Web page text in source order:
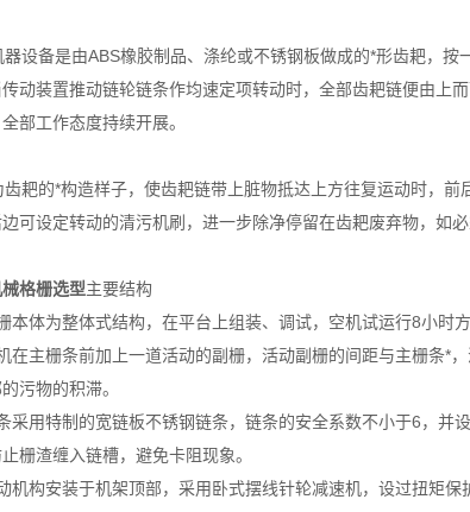
设备是由ABS橡胶制品、涤纶或不锈钢板做成的*形齿耙，按
动装置推动链轮链条作均速定项转动时，全部齿耙链便由上
部工作态度持续开展。
耙的*构造样子，使齿耙链带上脏物抵达上方往复运动时，
可设定转动的清污机刷，进一步除净停留在齿耙废弃物，如必
格栅选型主要结构
本体为整体式结构，在平台上组装、调试，空机试运行8小时
在主栅条前加上一道活动的副栅，活动副栅的间距与主栅条*
污物的积滞。
采用特制的宽链板不锈钢链条，链条的安全系数不小于6，并
栅渣缠入链槽，避免卡阻现象。
机构安装于机架顶部，采用卧式摆线针轮减速机，设过扭矩